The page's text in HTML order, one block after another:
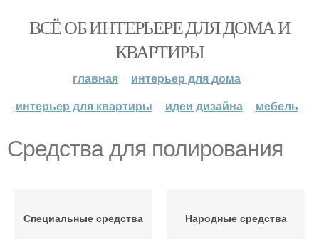
ВСЁ ОБ ИНТЕРЬЕРЕ ДЛЯ ДОМА И
КВАРТИРЫ
главная
интерьер для дома
интерьер для квартиры
идеи дизайна мебель
Средства для полирования
Специальные средства Народные средства